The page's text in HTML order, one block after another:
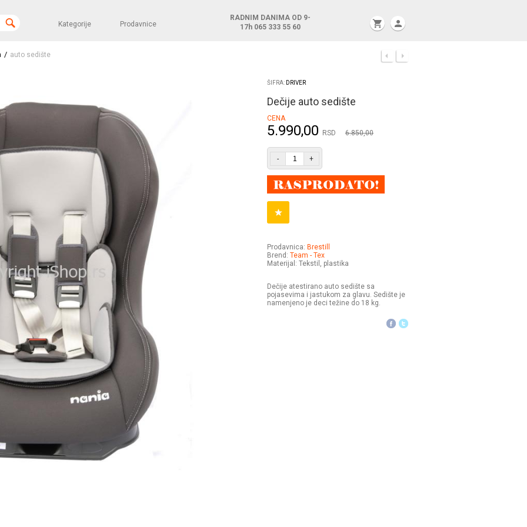
Kategorije Prodavnice
RADNIM DANIMA OD 9-
17h 065 333 55 60 shopping_cart person
/ auto sedište
ŠIFRA: DRIVER
Dečije auto sedište
CENA
5.990,00 RSD 6.850,00
- +
Prodavnica: Brestill
Brend: Team - Tex
Materijal: Tekstil, plastika
Dečije atestirano auto sedište sa
pojasevima i jastukom za glavu. Sedište je
namenjeno je deci težine do 18 kg.